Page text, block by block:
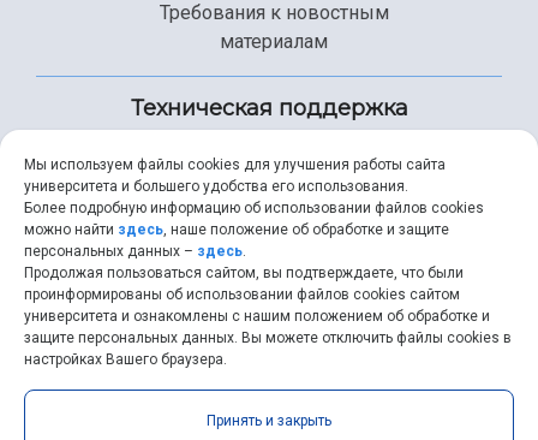
Требования к новостным
материалам
Техническая поддержка
+7 (846) 267-49-99
help@ssau.ru
Самарский университет © 2026 |ssau.ru
Мы используем файлы cookies для улучшения работы сайта
университета и большего удобства его использования.
Более подробную информацию об использовании файлов cookies
можно найти здесь, наше положение об обработке и защите
персональных данных – здесь.
Продолжая пользоваться сайтом, вы подтверждаете, что были
проинформированы об использовании файлов cookies сайтом
университета и ознакомлены с нашим положением об обработке и
защите персональных данных. Вы можете отключить файлы cookies в
настройках Вашего браузера.
Принять и закрыть